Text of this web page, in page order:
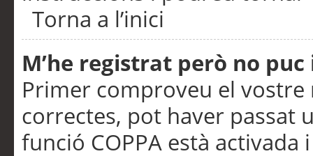
Torna a l’inici
M’he registrat però no
Primer comproveu el vostre
correctes, pot haver passat
funció COPPA està